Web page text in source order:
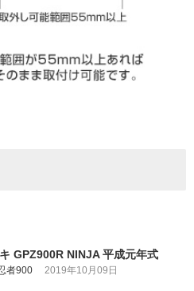
GPZ900R NINJA 平成元年式
者900 2019年10月09日